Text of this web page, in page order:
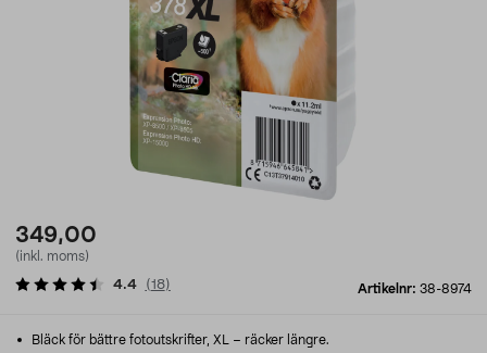
349,00
(inkl. moms)
Artikelnr: 38-8974
4.4 (18)
Bläck för bättre fotoutskrifter, XL – räcker längre.